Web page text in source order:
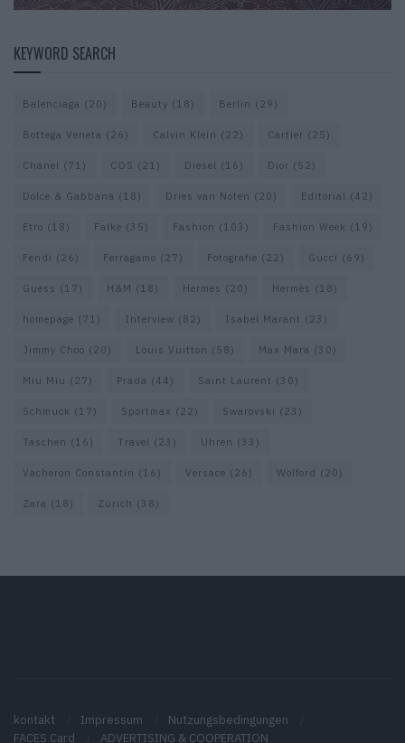
KEYWORD SEARCH
Balenciaga (20) Beauty (18) Berlin (29)
Bottega Veneta (26) Calvin Klein (22) Cartier (25)
Chanel (71) COS (21) Diesel (16) Dior (52)
Dolce & Gabbana (18) Dries van Noten (20) Editorial (42)
Etro (18) Falke (35) Fashion (103) Fashion Week (19)
Fendi (26) Ferragamo (27) Fotografie (22) Gucci (69)
Guess (17) H&M (18) Hermes (20) Hermès (18)
homepage (71) Interview (82) Isabel Marant (23)
Jimmy Choo (20) Louis Vuitton (58) Max Mara (30)
Miu Miu (27) Prada (44) Saint Laurent (30)
Schmuck (17) Sportmax (22) Swarovski (23)
Taschen (16) Travel (23) Uhren (33)
Vacheron Constantin (16) Versace (26) Wolford (20)
Zara (18) Zürich (38)
kontakt Impressum
Nutzungsbedingungen
FACES Card
ADVERTISING & COOPERATION